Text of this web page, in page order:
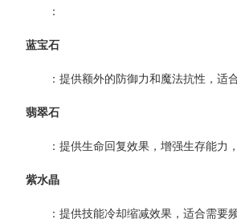
：
蓝宝石
：提供额外的防御力和魔法抗性，适合
翡翠石
：提供生命回复效果，增强生存能力，
紫水晶
：提供技能冷却缩减效果，适合需要频